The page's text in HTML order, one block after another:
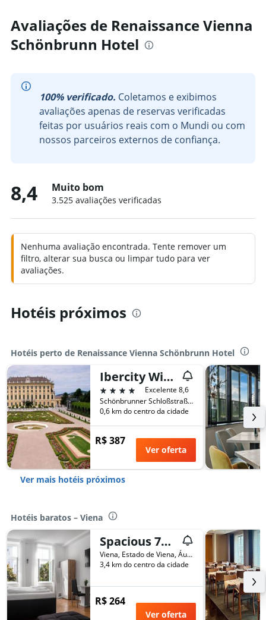
Avaliações de Renaissance Vienna
Schönbrunn Hotel
100% verificado. Coletamos e exibimos
avaliações apenas de reservas verificadas
feitas por usuários reais com o Mundi ou com
nossos parceiros externos de confiança.
8,4 Muito bom
3.525 avaliações verificadas
Nenhuma avaliação encontrada. Tente remover um
filtro, alterar sua busca ou limpar tudo para ver
avaliações.
Hotéis próximos
Hotéis perto de Renaissance Vienna Schönbrunn Hotel
Ibercity Wien Schönbrunn
4 estrelas
Excelente 8,6
Schönbrunner Schloßstraße 38-40, Viena, Estado de Viena, Áustria
0,6 km do centro da cidade
R$ 387
Ver oferta
Ver mais hotéis próximos
Hotéis baratos – Viena
Spacious 7br Apartment Near Hauptbahnhof
Viena, Estado de Viena, Áustria
3,4 km do centro da cidade
R$ 264
Ver oferta